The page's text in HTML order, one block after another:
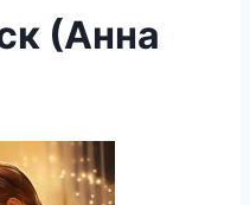
(Анна